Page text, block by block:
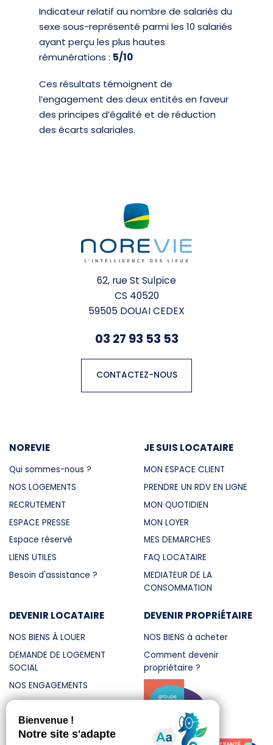
Indicateur relatif au nombre de salariés du
sexe sous-représenté parmi les 10 salariés
ayant perçu les plus hautes
rémunérations : 5/10
Ces résultats témoignent de
l’engagement des deux entités en faveur
des principes d’égalité et de réduction
des écarts salariales.
62, rue St Sulpice
CS 40520
59505 DOUAI CEDEX
03 27 93 53 53
CONTACTEZ-NOUS
NOREVIE
Qui sommes-nous ?
NOS LOGEMENTS
RECRUTEMENT
ESPACE PRESSE
Espace réservé
LIENS UTILES
Besoin d'assistance ?
JE SUIS LOCATAIRE
MON ESPACE CLIENT
PRENDRE UN RDV EN LIGNE
MON QUOTIDIEN
MON LOYER
MES DEMARCHES
FAQ LOCATAIRE
MEDIATEUR DE LA
CONSOMMATION
DEVENIR LOCATAIRE
NOS BIENS À LOUER
DEMANDE DE LOGEMENT
SOCIAL
NOS ENGAGEMENTS
DEVENIR PROPRiÉTAIRE
NOS BIENS à acheter
Comment devenir
propriétaire ?